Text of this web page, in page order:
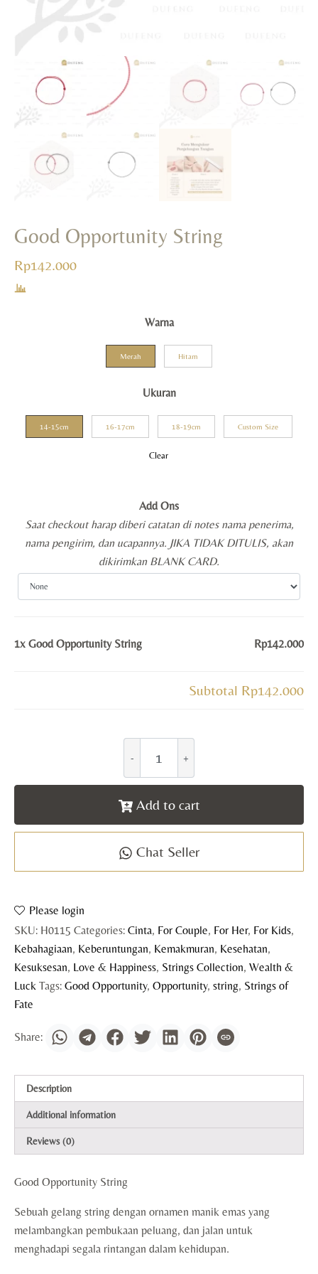
Good Opportunity String
Rp142.000
Warna
Merah Hitam
Ukuran
14-15cm 16-17cm 18-19cm Custom Size
Clear
Add Ons
Saat checkout harap diberi catatan di notes nama penerima,
nama pengirim, dan ucapannya. JIKA TIDAK DITULIS, akan
dikirimkan BLANK CARD.
1x Good Opportunity String Rp142.000
Subtotal Rp142.000
Add to cart
Chat Seller
Please login
SKU: H0115 Categories: Cinta, For Couple, For Her, For Kids,
Kebahagiaan, Keberuntungan, Kemakmuran, Kesehatan,
Kesuksesan, Love & Happiness, Strings Collection, Wealth &
Luck Tags: Good Opportunity, Opportunity, string, Strings of
Fate
Description
Additional information
Reviews (0)
Good Opportunity String
Sebuah gelang string dengan ornamen manik emas yang
melambangkan pembukaan peluang, dan jalan untuk
menghadapi segala rintangan dalam kehidupan.